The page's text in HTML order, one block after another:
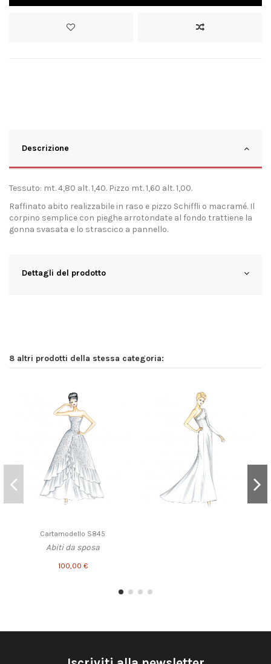
Descrizione
Tessuto: mt. 4,80 alt. 1,40. Pizzo mt. 1,60 alt. 1,00.
Raffinato abito realizzabile in raso e pizzo Schiffli o macramé. Il
corpino semplice con pieghe arrotondate al fondo trattiene la
gonna svasata e lo strascico a pannello.
Dettagli del prodotto
8 altri prodotti della stessa categoria:
Cartamodello S845
Abiti da sposa
100,00 €